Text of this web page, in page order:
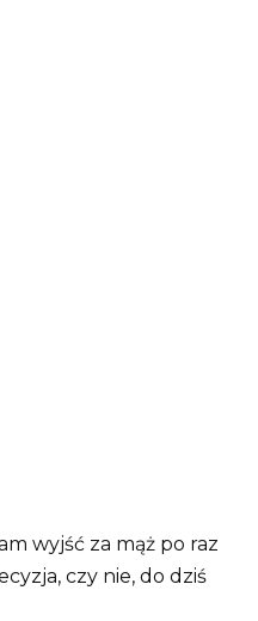
wyjść za mąż po raz
czy nie, do dziś